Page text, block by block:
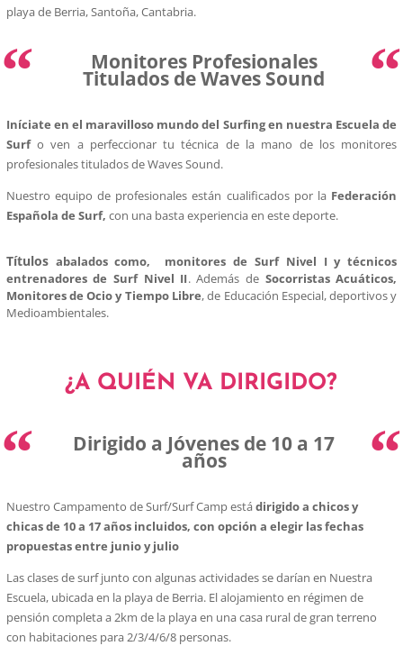
playa de Berria, Santoña, Cantabria.
“ Monitores Profesionales
Titulados de Waves Sound “
Iníciate en el maravilloso mundo del Surfing en nuestra Escuela de
Surfo ven a perfeccionar tu técnica de la mano de los monitores
profesionales titulados de Waves Sound.
Nuestro equipo de profesionales están cualificados por la Federación
Española de Surf, con una basta experiencia en este deporte.
Títulosabaladoscomo, monitores de Surf Nivel I y técnicos
entrenadores de Surf Nivel II. Además de Socorristas Acuáticos,
Monitores de Ocio y Tiempo Libre, de Educación Especial, deportivos y
Medioambientales.
¿A QUIÉN VA DIRIGIDO?
“ Dirigido a Jóvenes de 10 a 17
años “
Nuestro Campamento de Surf/Surf Camp estádirigido a chicos y
chicas de 10 a 17 años incluidos, con opción a elegir las fechas
propuestas entre junio y julio
Las clases de surf junto con algunas actividades se darían en Nuestra
Escuela, ubicada en la playa de Berria. El alojamiento en régimen de
pensión completa a 2km de la playa en una casa rural de gran terreno
con habitaciones para 2/3/4/6/8 personas.